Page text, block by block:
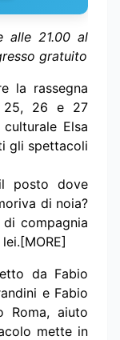
alle 21.00 al
gratuito
la rassegna
25, 26 e 27
Elsa
gli spettacoli
posto dove
di noia?
compagnia
da Fabio
e Fabio
Roma, aiuto
mette in